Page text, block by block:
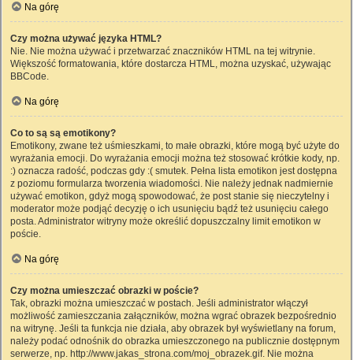
Na górę
Czy można używać języka HTML?
Nie. Nie można używać i przetwarzać znaczników HTML na tej witrynie.
Większość formatowania, które dostarcza HTML, można uzyskać, używając
BBCode.
Na górę
Co to są są emotikony?
Emotikony, zwane też uśmieszkami, to małe obrazki, które mogą być użyte do
wyrażania emocji. Do wyrażania emocji można też stosować krótkie kody, np.
:) oznacza radość, podczas gdy :( smutek. Pełna lista emotikon jest dostępna
z poziomu formularza tworzenia wiadomości. Nie należy jednak nadmiernie
używać emotikon, gdyż mogą spowodować, że post stanie się nieczytelny i
moderator może podjąć decyzję o ich usunięciu bądź też usunięciu całego
posta. Administrator witryny może określić dopuszczalny limit emotikon w
poście.
Na górę
Czy można umieszczać obrazki w poście?
Tak, obrazki można umieszczać w postach. Jeśli administrator włączył
możliwość zamieszczania załączników, można wgrać obrazek bezpośrednio
na witrynę. Jeśli ta funkcja nie działa, aby obrazek był wyświetlany na forum,
należy podać odnośnik do obrazka umieszczonego na publicznie dostępnym
serwerze, np. http://www.jakas_strona.com/moj_obrazek.gif. Nie można